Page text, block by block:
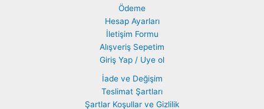
Ödeme
Hesap Ayarları
İletişim Formu
Alışveriş Sepetim
Giriş Yap / Uye ol
İade ve Değişim
Teslimat Şartları
Şartlar Koşullar ve Gizlilik